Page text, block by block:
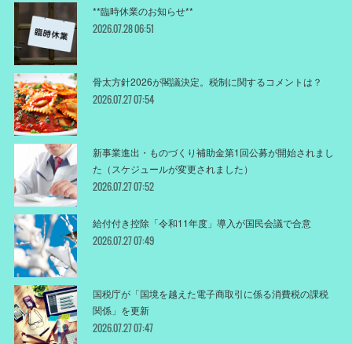
**臨時休業のお知らせ**
2026.07.28 06:51
骨太方針2026が閣議決定。税制に関するコメントは？
2026.07.27 07:54
新事業進出・ものづくり補助金第1回公募が開始されまし
た（スケジュールが変更されました）
2026.07.27 07:52
給付付き控除「令和11年度」導入が国民会議で合意
2026.07.27 07:49
国税庁が「国境を越えた電子商取引に係る消費税の課税
関係」を更新
2026.07.27 07:47